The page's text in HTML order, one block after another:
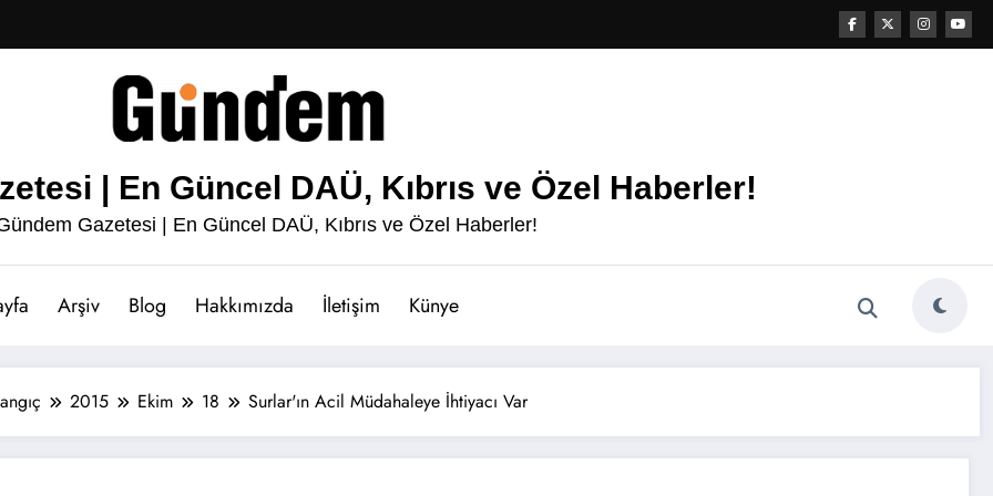
| En Güncel DAÜ, Kıbrıs ve Özel Haberler!
Gazetesi | En Güncel DAÜ, Kıbrıs ve Özel Haberler!
Arşiv Blog Hakkımızda İletişim Künye
2015 Ekim 18 Surlar'ın Acil Müdahaleye İhtiyacı Var